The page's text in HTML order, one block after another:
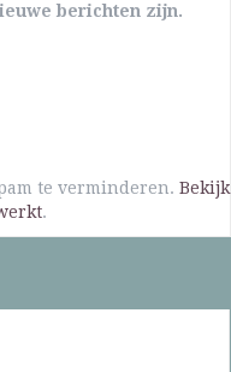
berichten zijn.
te verminderen. Bekijk
.